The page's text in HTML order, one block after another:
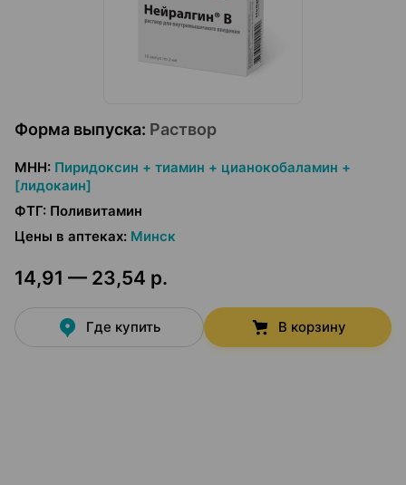
Форма выпуска: Раствор
МНН: Пиридоксин + тиамин + цианокобаламин +
[лидокаин]
ФТГ: Поливитамин
Цены в аптеках: Минск
14,91 — 23,54 р.
Где купить В корзину